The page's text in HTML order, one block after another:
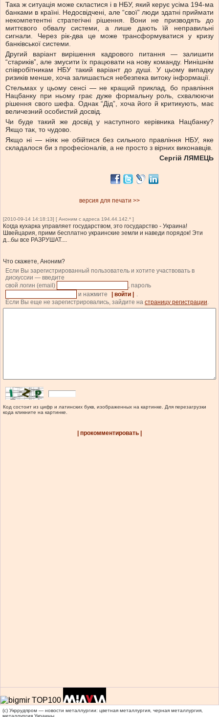
Така ж ситуація може скластися і в НБУ, який керує усіма 194-ма
банками в країні. Недосвідчені, але “свої” люди здатні приймати
некомпетентні стратегічні рішення. Вони не призводять до
миттєвого обвалу системи, а лише дають їй неправильні
сигнали. Через рік-два це може трансформуватися у кризу
банківської системи.
Другий варіант вирішення кадрового питання — залишити
“стариків”, але змусити їх працювати на нову команду. Нинішнім
співробітникам НБУ такий варіант до душі. У цьому випадку
ризиків менше, хоча залишається небезпека витоку інформації.
Стельмах у цьому сенсі — не кращий приклад, бо правління
Нацбанку при ньому грає дуже формальну роль, схвалюючи
рішення свого шефа. Однак “Дід”, хоча його й критикують, має
величезний особистий досвід.
Чи буде такий же досвід у наступного керівника Нацбанку?
Якщо так, то чудово.
Якщо ні — ніяк не обійтися без сильного правління НБУ, яке
складалося би з професіоналів, а не просто з вірних виконавців.
Сергій ЛЯМЕЦЬ
версия для печати >>
[2010-09-14 14:18:13] [ Аноним с адреса 194.44.142.* ]
Когда кухарка управляет государством, это государство - Украина!
Швейцария, прими бесплатно украинские земли и наведи порядок! Эти
д...бы все РАЗРУШАТ....
Что скажете, Аноним?
Если Вы зарегистрированный пользователь и хотите участвовать в
дискуссии — введите
свой логин (email)
, пароль
и нажмите
| войти |
.
Если Вы еще не зарегистрировались, зайдите на страницу регистрации.
Код состоит из цифр и латинских букв, изображенных на картинке. Для перезагрузки
кода кликните на картинке.
| прокомментировать |
(c) Укррудпром — новости металлургии: цветная металлургия, черная металлургия,